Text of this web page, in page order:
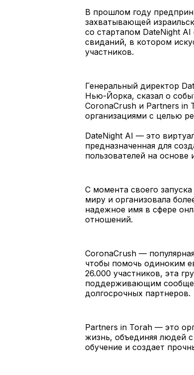
В прошлом году
захватывающей
со стартапом DateNight
свиданий, в котором
участников.
Генеральный директор
Нью-Йорка, сказал о
CoronaCrush и Partners in
организациями с целью
DateNight AI — это
предназначенная для
пользователей на основе
С момента своего
миру и организовала
надежное имя в сфере
отношений.
CoronaCrush —
чтобы помочь одиноким
26.000 участников, эта
поддерживающим
долгосрочных партнеров.
Partners in Torah — это
жизнь, объединяя людей
обучение и создает